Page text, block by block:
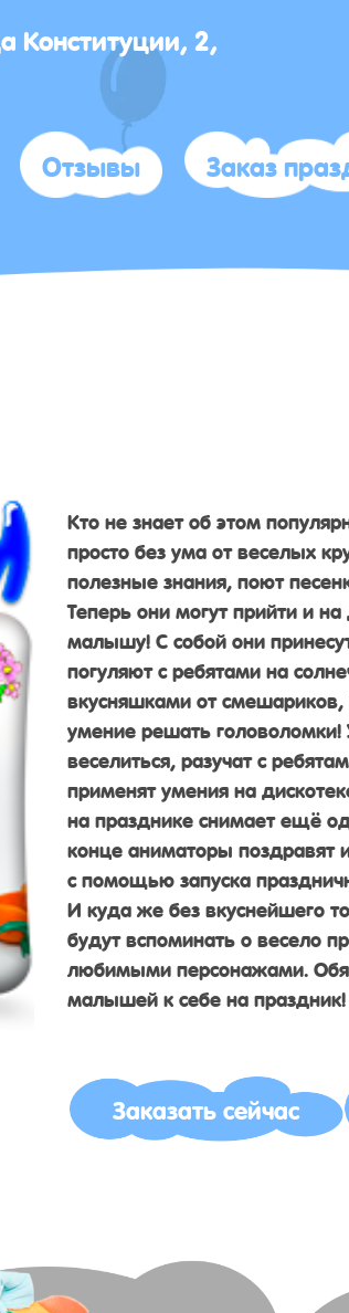
Конституции, 2,
Отзывы Заказ
Кто не знает об этом
просто без ума от веселых
полезные знания, поют
Теперь они могут прийти и
малышу! С собой они
погуляют с ребятами на
вкусняшками от
умение решать
веселиться, разучат с
применят умения на
на празднике снимает ещё
конце аниматоры поздравят
с помощью запуска
И куда же без вкуснейшего
будут вспоминать о весело
любимыми персонажами.
малышей к себе на праздник!
Заказать сейчас